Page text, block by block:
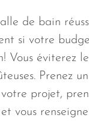
de bain
si votre
Vous éviterez
Prenez
projet,
vous